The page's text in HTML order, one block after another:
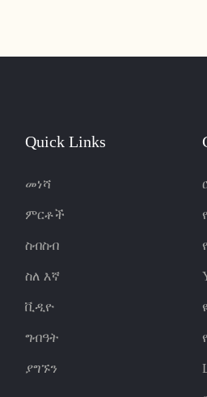
Quick Links
መነሻ
ምርቶች
ስብስብ
ስለ እኛ
ቪዲዮ
ግብዓት
ያግኙን